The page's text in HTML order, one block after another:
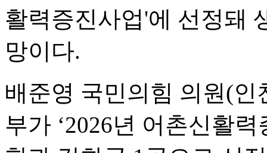
활력증진사업'에 선정돼
망이다.
배준영 국민의힘 의원(인
부가 ‘2026년 어촌신활